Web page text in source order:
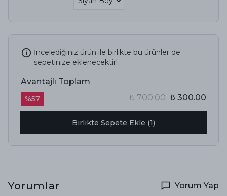
İncelediğiniz ürün ile birlikte bu ürünler de
sepetinize eklenecektir!
Avantajlı Toplam
%57 ₺ 700.00 ₺ 300.00
Birlikte Sepete Ekle (1)
Yorumlar Yorum Yap